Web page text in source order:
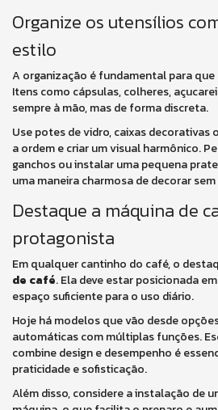
Organize os utensílios
estilo
A organização é fundamental para
Itens como cápsulas, colheres,
sempre à mão, mas de forma discreta.
Use potes de vidro, caixas decorativas
a ordem e criar um visual harmônico.
ganchos ou instalar uma pequena
uma maneira charmosa de decorar
Destaque a máquina de
protagonista
Em qualquer cantinho do café, o
de café. Ela deve estar posicionada
espaço suficiente para o uso diário.
Hoje há modelos que vão desde
automáticas com múltiplas funções.
combine design e desempenho é
praticidade e sofisticação.
Além disso, considere a instalação de